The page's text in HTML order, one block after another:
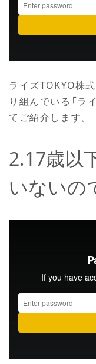
ライズTOKYO株
り組んでいる「ラ
てご紹介します。
2.17歳以
いないの